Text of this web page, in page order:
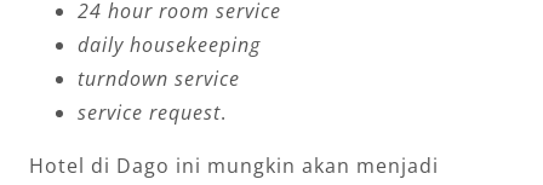
24 hour room service
daily housekeeping
turndown service
service request.
Hotel di Dago ini mungkin akan menjadi